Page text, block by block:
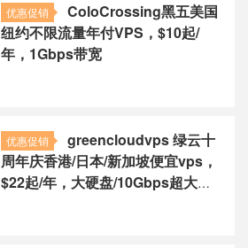
优惠促销
ColoCrossing黑五美国
纽约不限流量年付VPS，$10起/
年，1Gbps带宽
优惠促销
greencloudvps 绿云十
周年庆香港/日本/新加坡便宜vps，
$22起/年，大硬盘/10Gbps超大带